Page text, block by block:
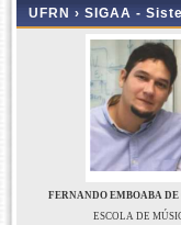
UFRN › SIGAA -
FERNANDO EMBOABA
ESCOLA DE